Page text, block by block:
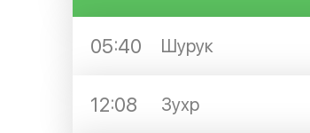
05:40 Шурук
12:08 Зухр